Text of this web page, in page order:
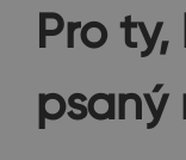
Pro
psaný